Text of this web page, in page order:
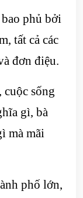
phủ bởi
tất cả các
đơn điệu.
sống
gì, bà
mà mãi
phố lớn,